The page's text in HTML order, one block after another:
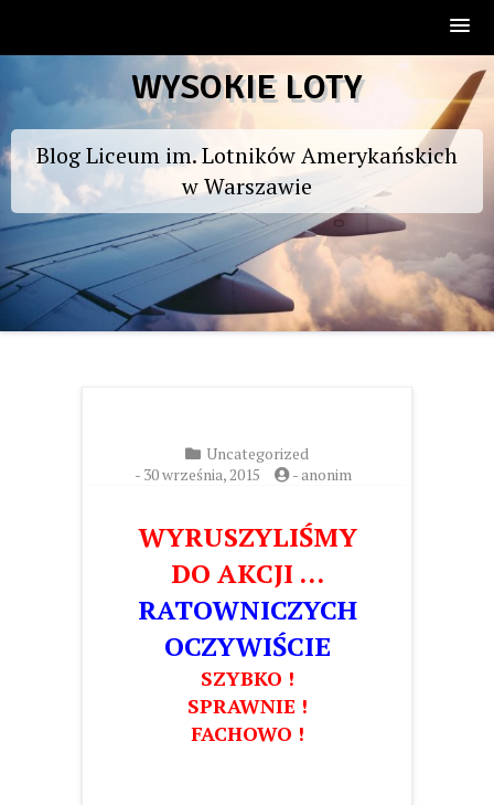
to
WYSOKIE LOTY
Blog Liceum im. Lotników Amerykańskich
w Warszawie
Uncategorized
- 30 września, 2015 -anonim
WYRUSZYLIŚMY
DO AKCJI …
RATOWNICZYCH
OCZYWIŚCIE
SZYBKO !
SPRAWNIE !
FACHOWO !